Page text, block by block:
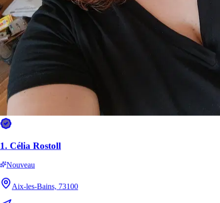
4.Garance Boury
Nouveau
20 €de
1. Célia Rostoll
Nouveau
Aix-les-Bains, 73100